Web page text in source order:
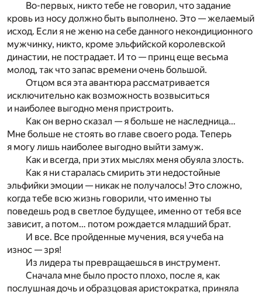
Во-первых, никто тебе не говорил, что задание
кровь из носу должно быть выполнено. Это — желаемый
исход. Если я не женю на себе данного некондиционного
мужчинку, никто, кроме эльфийской королевской
династии, не пострадает. И то — принц еще весьма
молод, так что запас времени очень большой.
Отцом вся эта авантюра рассматривается
исключительно как возможность возвыситься
и наиболее выгодно меня пристроить.
Как он верно сказал — я больше не наследница…
Мне больше не стоять во главе своего рода. Теперь
я могу лишь наиболее выгодно выйти замуж.
Как и всегда, при этих мыслях меня обуяла злость.
Как я ни старалась смирить эти недостойные
эльфийки эмоции — никак не получалось! Это сложно,
когда тебе всю жизнь говорили, что именно ты
поведешь род в светлое будущее, именно от тебя все
зависит, а потом… потом рождается младший брат.
И все. Все пройденные мучения, вся учеба на
износ — зря!
Из лидера ты превращаешься в инструмент.
Сначала мне было просто плохо, после я, как
послушная дочь и образцовая аристократка, приняла